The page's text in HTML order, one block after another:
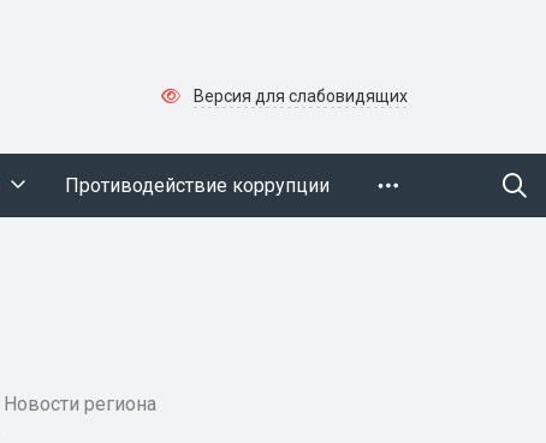
Версия для слабовидящих
Противодействие коррупции
Новости региона